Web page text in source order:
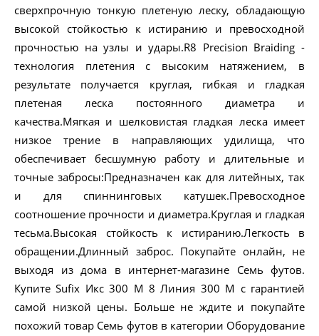
сверхпрочную тонкую плетеную леску, обладающую
высокой стойкостью к истиранию и превосходной
прочностью на узлы и удары.R8 Precision Braiding -
технология плетения с высоким натяжением, в
результате получается круглая, гибкая и гладкая
плетеная леска постоянного диаметра и
качества.Мягкая и шелковистая гладкая леска имеет
низкое трение в направляющих удилища, что
обеспечивает бесшумную работу и длительные и
точные забросы:Предназначен как для литейных, так
и для спиннинговых катушек.Превосходное
соотношение прочности и диаметра.Круглая и гладкая
тесьма.Высокая стойкость к истиранию.Легкость в
обращении.Длинный заброс. Покупайте онлайн, не
выходя из дома в интернет-магазине Семь футов.
Купите Sufix Икс 300 M 8 Линия 300 M с гарантией
самой низкой цены. Больше не ждите и покупайте
похожий товар Семь футов в категории Оборудование